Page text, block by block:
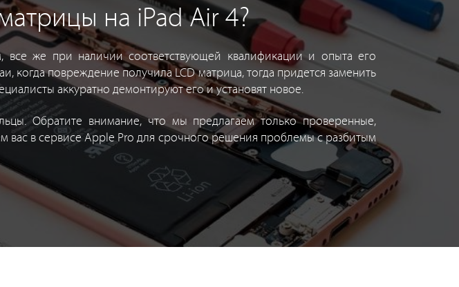
на iPad Air 4?
все же при наличии соответствующей квалификации и опыта его
когда повреждение получила LCD матрица, тогда придется заменить
аккуратно демонтируют его и установят новое.
Обратите внимание, что мы предлагаем только проверенные,
вас в сервисе Apple Pro для срочного решения проблемы с разбитым